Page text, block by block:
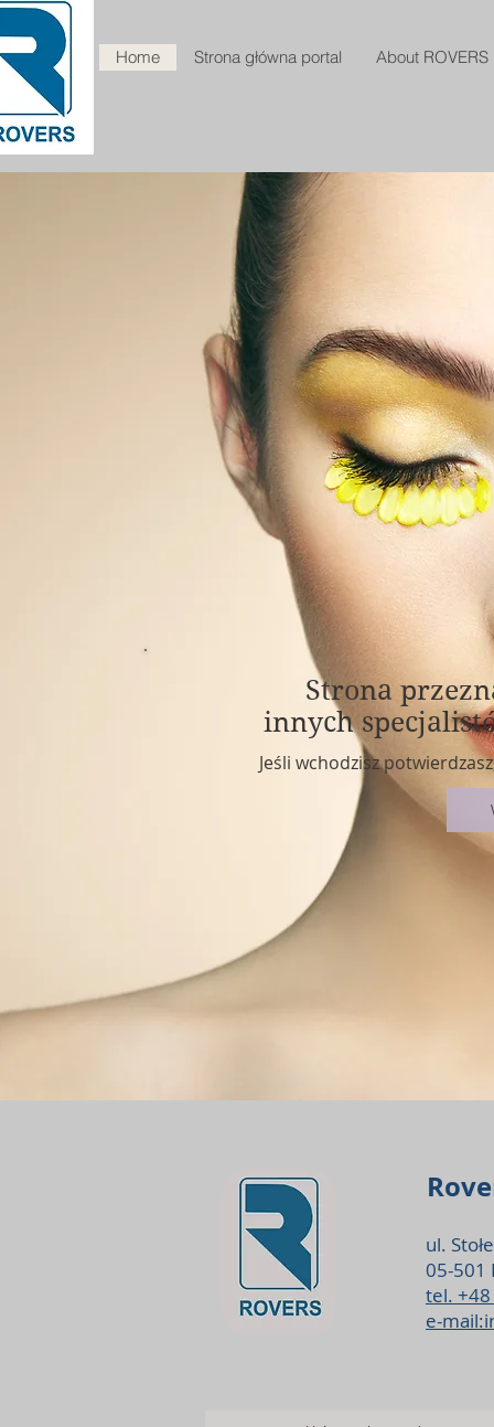
Home Strona główna portal About ROVERS
​Strona
innych
Jeśli wchodzisz
ul.
05-501
tel.
e-